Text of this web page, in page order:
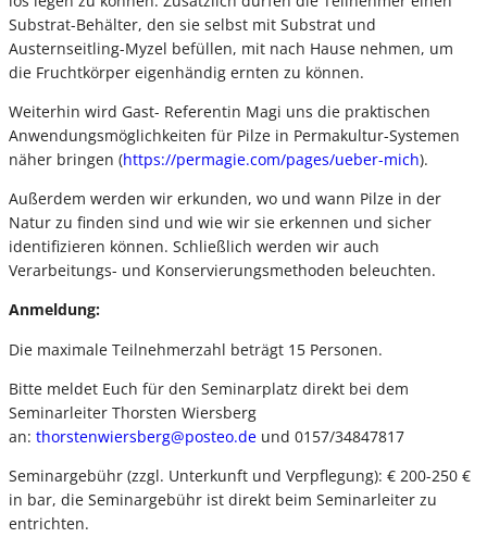
Substrat-Behälter, den sie selbst mit Substrat und
Austernseitling-Myzel befüllen, mit nach Hause nehmen, um
die Fruchtkörper eigenhändig ernten zu können.
Weiterhin wird Gast- Referentin Magi uns die praktischen
Anwendungsmöglichkeiten für Pilze in Permakultur-Systemen
näher bringen (https://permagie.com/pages/ueber-mich).
Außerdem werden wir erkunden, wo und wann Pilze in der
Natur zu finden sind und wie wir sie erkennen und sicher
identifizieren können. Schließlich werden wir auch
Verarbeitungs- und Konservierungsmethoden beleuchten.
Anmeldung:
Die maximale Teilnehmerzahl beträgt 15 Personen.
Bitte meldet Euch für den Seminarplatz direkt bei dem
Seminarleiter Thorsten Wiersberg
an: thorstenwiersberg@posteo.de und 0157/34847817
Seminargebühr (zzgl. Unterkunft und Verpflegung): € 200-250 €
in bar, die Seminargebühr ist direkt beim Seminarleiter zu
entrichten.